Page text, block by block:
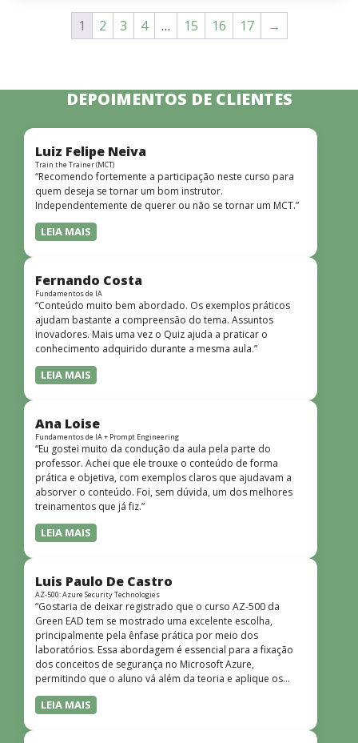
1 2 3 4 … 15 16 17 →
DEPOIMENTOS DE CLIENTES
Luiz Felipe Neiva
Train the Trainer (MCT)
“Recomendo fortemente a participação neste curso para
quem deseja se tornar um bom instrutor.
Independentemente de querer ou não se tornar um MCT.”
LEIA MAIS
Fernando Costa
Fundamentos de IA
“Conteúdo muito bem abordado. Os exemplos práticos
ajudam bastante a compreensão do tema. Assuntos
inovadores. Mais uma vez o Quiz ajuda a praticar o
conhecimento adquirido durante a mesma aula.”
LEIA MAIS
Ana Loise
Fundamentos de IA + Prompt Engineering
“Eu gostei muito da condução da aula pela parte do
professor. Achei que ele trouxe o conteúdo de forma
prática e objetiva, com exemplos claros que ajudavam a
absorver o conteúdo. Foi, sem dúvida, um dos melhores
treinamentos que já fiz.”
LEIA MAIS
Luis Paulo De Castro
AZ-500: Azure Security Technologies
“Gostaria de deixar registrado que o curso AZ-500 da
Green EAD tem se mostrado uma excelente escolha,
principalmente pela ênfase prática por meio dos
laboratórios. Essa abordagem é essencial para a fixação
dos conceitos de segurança no Microsoft Azure,
permitindo que o aluno vá além da teoria e aplique os
conhecimentos em cenários reais e simulados. Outro
ponto muito positivo é a didática do curso. O conteúdo é
LEIA MAIS